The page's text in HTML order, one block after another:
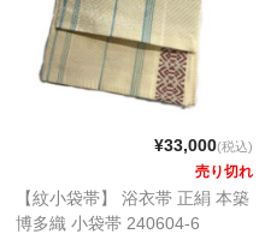
¥33,000(税込)
売り切れ
【紋小袋帯】 浴衣帯 正絹 本築
博多織 小袋帯 240604-6